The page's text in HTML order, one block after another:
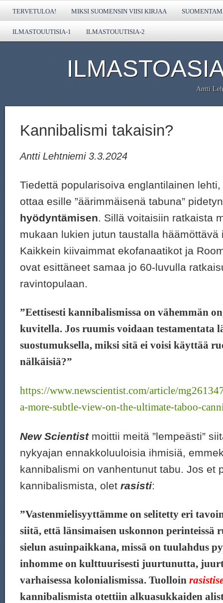
TERVETULOA! MIKSI SUOMENSIN VIISI KIRJAA
ILMASTOUUTISIA-1 ILMASTOUUTISIA-2
Antti
Kannibalismi takaisin?
Antti Lehtniemi 3.3.2024
Tiedettä popularisoiva englantilainen lehti,
ottaa esille ”äärimmäisenä tabuna”
hyödyntämisen. Sillä voitaisiin ratkaista
mukaan lukien jutun taustalla häämöttävä
Kaikkein kiivaimmat ekofanaatikot ja
ovat esittäneet samaa jo 60-luvulla
ravintopulaan.
”Eettisesti kannibalismissa on vähemmän
kuvitella. Jos ruumis voidaan testamentata
suostumuksella, miksi sitä ei voisi käyttää
nälkäisiä?”
https://www.newscientist.com/article/
a-more-subtle-view-on-the-ultimate-taboo-
New Scientistmoittii meitä ”lempeästi”
nykyajan ennakkoluuloisia ihmisiä,
kannibalismi on vanhentunut tabu. Jos et
kannibalismista, olet rasisti:
”Vastenmielisyyttämme on selitetty eri
siitä, että länsimaisen uskonnon perinteissä
sielun asuinpaikkana, missä on tuulahdus
inhomme on kulttuurisesti juurtunutta,
varhaisessa kolonialismissa. Tuolloin
kannibalismista otettiin alkuasukkaiden